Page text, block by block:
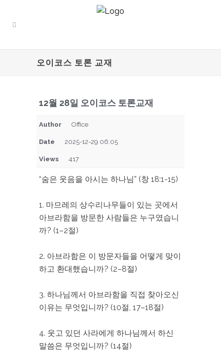
오이코스 토론 교재
12월 28일 오이코스 토론교재
Author Office
Date 2025-12-29 06:05
Views 417
“숨은 웃음을 아시는 하나님” (창 18:1-15)
1. 마므레의 상수리나무들이 있는 곳에서
아브라함을 방문한 사람들은 누구였습니
까? (1–2절)
2. 아브라함은 이 방문자들을 어떻게 맞이
하고 환대했습니까? (2–8절)
3. 하나님께서 아브라함을 직접 찾아오신
이유는 무엇입니까? (10절, 17–18절)
4. 웃고 있던 사라에게 하나님께서 하신
말씀은 무엇입니까? (14절)